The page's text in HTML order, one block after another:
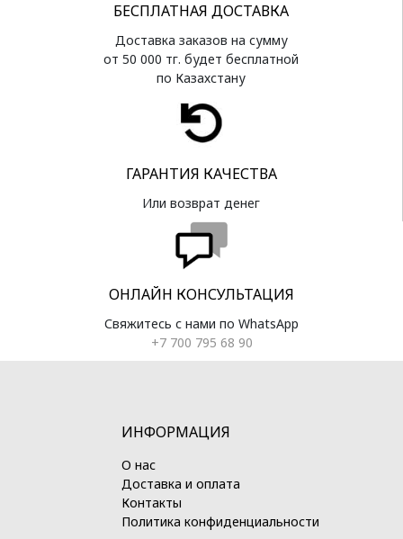
БЕСПЛАТНАЯ ДОСТАВКА
Доставка заказов на сумму
от 50 000 тг. будет бесплатной
по Казахстану
ГАРАНТИЯ КАЧЕСТВА
Или возврат денег
ОНЛАЙН КОНСУЛЬТАЦИЯ
Свяжитесь с нами по WhatsApp
+7 700 795 68 90
ИНФОРМАЦИЯ
О нас
Доставка и оплата
Контакты
Политика конфиденциальности